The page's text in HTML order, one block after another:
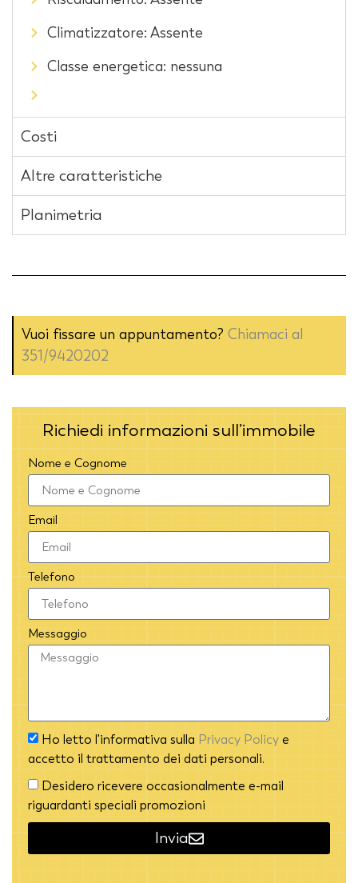
Climatizzatore: Assente
Classe energetica: nessuna
Costi
Altre caratteristiche
Planimetria
Vuoi fissare un appuntamento? Chiamaci al
351/9420202
Richiedi informazioni sull’immobile
Nome e Cognome
Email
Telefono
Messaggio
Ho letto l'informativa sulla Privacy Policy e
accetto il trattamento dei dati personali.
Desidero ricevere occasionalmente e-mail
riguardanti speciali promozioni
Invia